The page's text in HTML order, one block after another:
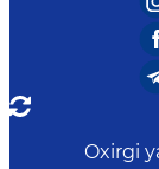
Oxirgi